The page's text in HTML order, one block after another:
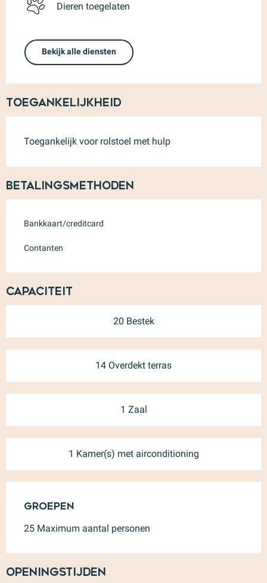
Dieren toegelaten
Bekijk alle diensten
Toegankelijkheid
Toegankelijk voor rolstoel met hulp
Betalingsmethoden
Bankkaart/creditcard
Contanten
Capaciteit
20 Bestek
14 Overdekt terras
1 Zaal
1 Kamer(s) met airconditioning
Groepen
Groepen
25 Maximum aantal personen
Openingstijden